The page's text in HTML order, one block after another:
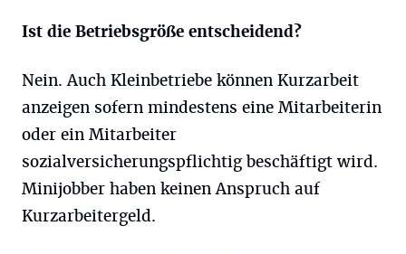
Ist die Betriebsgröße entscheidend?
Nein. Auch Kleinbetriebe können Kurzarbeit
anzeigen sofern mindestens eine Mitarbeiterin
oder ein Mitarbeiter
sozialversicherungspflichtig beschäftigt wird.
Minijobber haben keinen Anspruch auf
Kurzarbeitergeld.